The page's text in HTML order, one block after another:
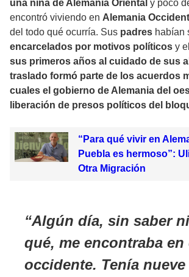
una niña de Alemania Oriental y poco
encontró viviendo en Alemania
del todo qué ocurría. Sus padres habían
encarcelados por motivos políticos y
sus primeros años al cuidado de sus
traslado formó parte de los acuerdos
cuales el gobierno de Alemania del
liberación de presos políticos del
“Para qué vivir en
Puebla es hermoso”:
Otra Migración
Algún día, sin saber
qué, me encontraba en
occidente. Tenía nueve